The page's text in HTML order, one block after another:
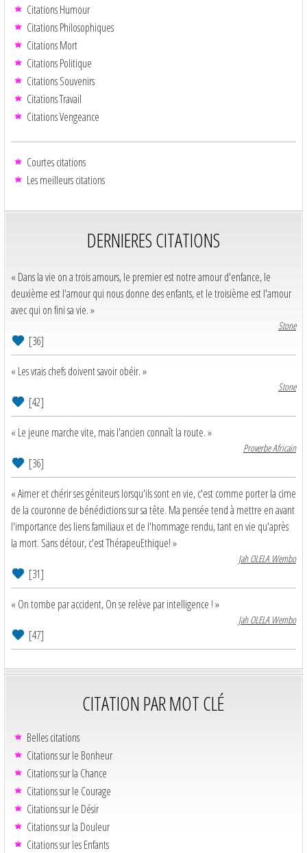
Citations Humour
Citations Philosophiques
Citations Mort
Citations Politique
Citations Souvenirs
Citations Travail
Citations Vengeance
Courtes citations
Les meilleurs citations
DERNIERES CITATIONS
« Dans la vie on a trois amours, le premier est notre amour d'enfance, le
deuxième est l'amour qui nous donne des enfants, et le troisième est l'amour
avec qui on fini sa vie. »
Stone
[36]
« Les vrais chefs doivent savoir obéir. »
Stone
[42]
« Le jeune marche vite, mais l'ancien connaît la route. »
Proverbe Africain
[36]
« Aimer et chérir ses géniteurs lorsqu'ils sont en vie, c'est comme porter la cime
de la couronne de bénédictions sur sa tête. Ma pensée tend à mettre en avant
l'importance des liens familiaux et de l'hommage rendu, tant en vie qu'après
la mort. Sans détour, c'est ThérapeuEthique! »
Jah OLELA Wembo
[31]
« On tombe par accident, On se relève par intelligence ! »
Jah OLELA Wembo
[47]
CITATION PAR MOT CLÉ
Belles citations
Citations sur le Bonheur
Citations sur la Chance
Citations sur le Courage
Citations sur le Désir
Citations sur la Douleur
Citations sur les Enfants